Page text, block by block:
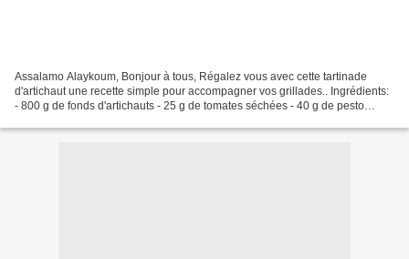
Assalamo Alaykoum, Bonjour à tous, Régalez vous avec cette tartinade
d'artichaut une recette simple pour accompagner vos grillades.. Ingrédients:
- 800 g de fonds d'artichauts - 25 g de tomates séchées - 40 g de pesto